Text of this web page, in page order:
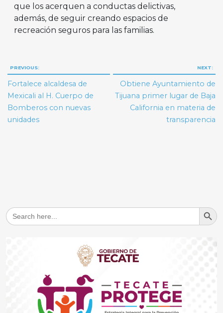
que los acerquen a conductas delictivas,
además, de seguir creando espacios de
recreación seguros para las familias.
Navegación
de
entradas
PREVIOUS:
Fortalece alcaldesa de
Mexicali al H. Cuerpo de
Bomberos con nuevas
unidades
NEXT:
Obtiene Ayuntamiento de
Tijuana primer lugar de Baja
California en materia de
transparencia
Search
for:
Search